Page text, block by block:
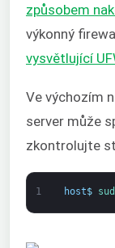
způsobem
výkonný
vysvětlující
Ve výchozím
server může
zkontrolujte
1 host$